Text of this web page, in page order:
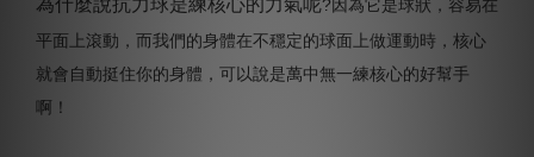
為什麼說抗力球是練核心的力氣呢?因為它是球狀，容易在
平面上滾動，而我們的身體在不穩定的球面上做運動時，核心
就會自動挺住你的身體，可以說是萬中無一練核心的好幫手
啊！